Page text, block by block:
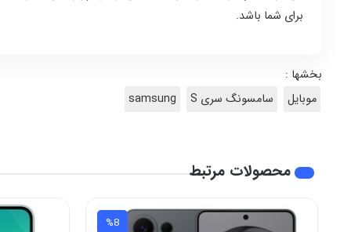
برای شما باشد.
بخشها :
موبایل
سامسونگ سری S samsung
محصولات مرتبط
%8